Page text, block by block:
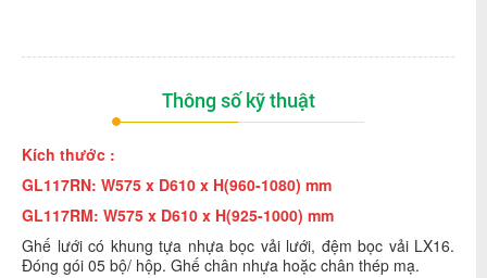
Thông số kỹ thuật
Kích thước :
GL117RN: W575 x D610 x H(960-1080) mm
GL117RM: W575 x D610 x H(925-1000) mm
Ghế lưới có khung tựa nhựa bọc vải lưới, đệm bọc vải LX16.
Đóng gói 05 bộ/ hộp. Ghế chân nhựa hoặc chân thép mạ.